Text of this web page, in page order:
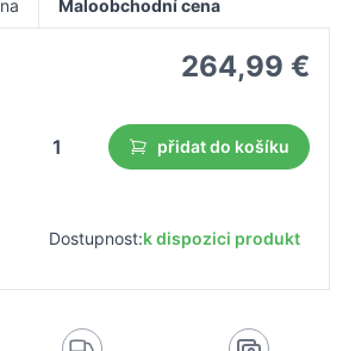
Maloobchodní cena
264,99 €
přidat do košíku
Dostupnost:k dispozici produkt